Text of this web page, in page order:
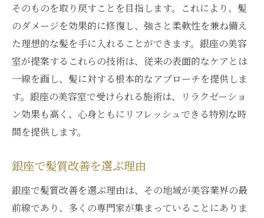
髪質改善が叶える銀座の上質な美髪
美と洗練が融合する銀座の髪質改善
銀座の髪質改善が提供するスタイリッシュ
な髪
銀座で美髪を実現する髪質改善の魅力
髪質改善の魅力を銀座の専門店で体感しよう
銀座の専門店で体験する髪質改善の魅力
で
銀座の専門店で味わう髪質改善の違い
専門店が提供する銀座の髪質改善体験
そのものを取り戻すことを目指します。これにより、髪
のダメージを効果的に修復し、強さと柔軟性を兼ね備え
た理想的な髪を手に入れることができます。銀座の美容
室が提案するこれらの技術は、従来の表面的なケアとは
一線を画し、髪に対する根本的なアプローチを提供しま
す。銀座の美容室で受けられる施術は、リラクゼーショ
ン効果も高く、心身ともにリフレッシュできる特別な時
間を提供します。
銀座で髪質改善を選ぶ理由
銀座で髪質改善を選ぶ理由は、その地域が美容業界の最
前線であり、多くの専門家が集まっていることにありま